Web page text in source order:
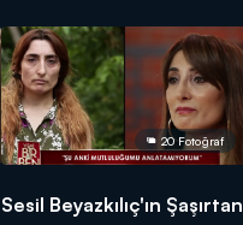
20 Fotoğraf
Sesil Beyazkılıç'ın Şaşırtan